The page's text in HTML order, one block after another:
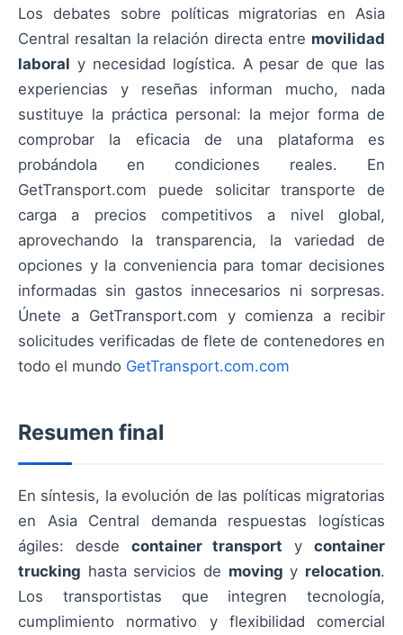
Los debates sobre políticas migratorias en Asia
Central resaltan la relación directa entre movilidad
laboral y necesidad logística. A pesar de que las
experiencias y reseñas informan mucho, nada
sustituye la práctica personal: la mejor forma de
comprobar la eficacia de una plataforma es
probándola en condiciones reales. En
GetTransport.com puede solicitar transporte de
carga a precios competitivos a nivel global,
aprovechando la transparencia, la variedad de
opciones y la conveniencia para tomar decisiones
informadas sin gastos innecesarios ni sorpresas.
Únete a GetTransport.com y comienza a recibir
solicitudes verificadas de flete de contenedores en
todo el mundo GetTransport.com.com
Resumen final
En síntesis, la evolución de las políticas migratorias
en Asia Central demanda respuestas logísticas
ágiles: desde container transport ycontainer
trucking hasta servicios de moving y relocation.
Los transportistas que integren tecnología,
cumplimiento normativo y flexibilidad comercial